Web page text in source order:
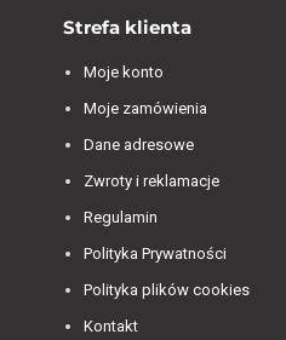
Strefa klienta
Moje konto
Moje zamówienia
Dane adresowe
Zwroty i reklamacje
Regulamin
Polityka Prywatności
Polityka plików cookies
Kontakt